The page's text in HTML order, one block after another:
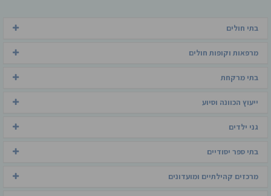
בתי חולים
מרפאות וקופות חולים
בתי מרקחת
ייעוץ הכוונה וסיוע
גני ילדים
בתי ספר יסודיים
מרכזים קהילתיים ומועדונים